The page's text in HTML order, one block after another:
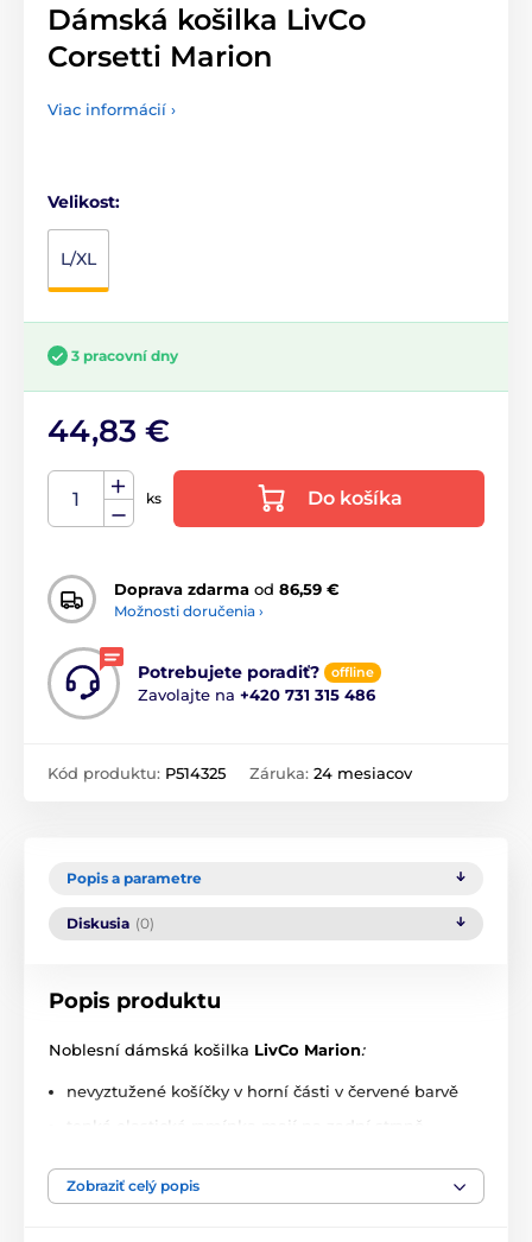
Dámská košilka LivCo
Corsetti Marion
Viac informácií ›
Velikost:
L/XL
3 pracovní dny
44,83 €
ks Do košíka
Doprava zdarma od 86,59 €
Možnosti doručenia ›
Potrebujete poradiť? offline
Zavolajte na +420 731 315 486
Kód produktu: P514325 Záruka: 24 mesiacov
Popis a parametre
Diskusia (0)
Popis produktu
Noblesní dámská košilka LivCo Marion:
nevyztužené košíčky v horní části v červené barvě
tenká elastická ramínka mají na zadní straně
uprostřed dekoltu je mašle
Zobraziť celý popis